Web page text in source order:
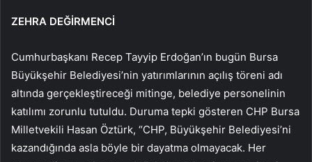
ZEHRA DEĞİRMENCİ
Cumhurbaşkanı Recep Tayyip Erdoğan’ın bugün Bursa
Büyükşehir Belediyesi’nin yatırımlarının açılış töreni adı
altında gerçekleştireceği mitinge, belediye personelinin
katılımı zorunlu tutuldu. Duruma tepki gösteren CHP Bursa
Milletvekili Hasan Öztürk, “CHP, Büyükşehir Belediyesi’ni
kazandığında asla böyle bir dayatma olmayacak. Her